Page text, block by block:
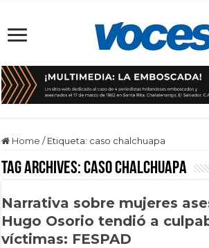
Home / Etiqueta: caso chalchuapa
Tag Archives:caso chalchuapa
Narrativa sobre mujeres
Hugo Osorio tendió a
víctimas: FESPAD